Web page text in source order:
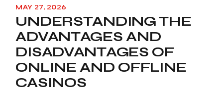
MAY 27, 2026
UNDERSTANDING THE
ADVANTAGES AND
DISADVANTAGES OF
ONLINE AND OFFLINE
CASINOS